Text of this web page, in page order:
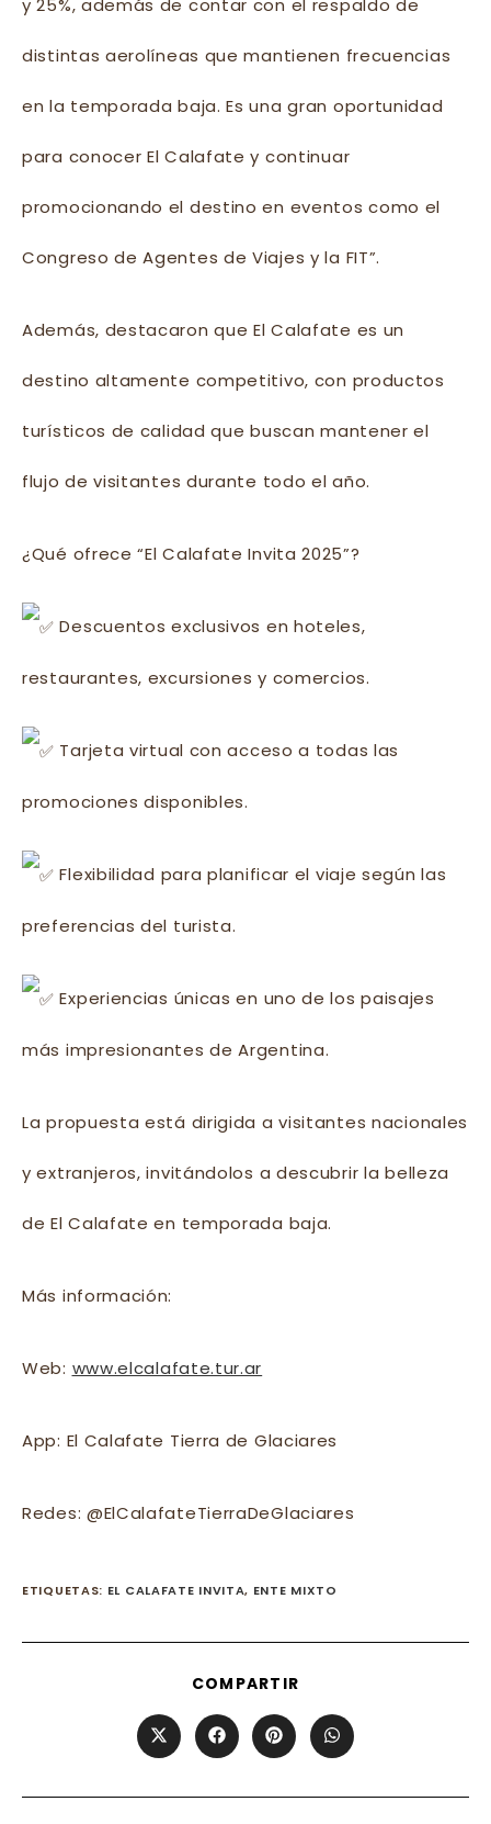
y 25%, además de contar con el respaldo de
distintas aerolíneas que mantienen frecuencias
en la temporada baja. Es una gran oportunidad
para conocer El Calafate y continuar
promocionando el destino en eventos como el
Congreso de Agentes de Viajes y la FIT”.
Además, destacaron que El Calafate es un
destino altamente competitivo, con productos
turísticos de calidad que buscan mantener el
flujo de visitantes durante todo el año.
¿Qué ofrece “El Calafate Invita 2025”?
Descuentos exclusivos en hoteles,
restaurantes, excursiones y comercios.
Tarjeta virtual con acceso a todas las
promociones disponibles.
Flexibilidad para planificar el viaje según las
preferencias del turista.
Experiencias únicas en uno de los paisajes
más impresionantes de Argentina.
La propuesta está dirigida a visitantes nacionales
y extranjeros, invitándolos a descubrir la belleza
de El Calafate en temporada baja.
Más información:
Web: www.elcalafate.tur.ar
App: El Calafate Tierra de Glaciares
Redes: @ElCalafateTierraDeGlaciares
ETIQUETAS: EL CALAFATE INVITA, ENTE MIXTO
COMPARTIR
CONTENT
Opens
in
window
Opens
in
window
Opens
in
window
Opens
in
window